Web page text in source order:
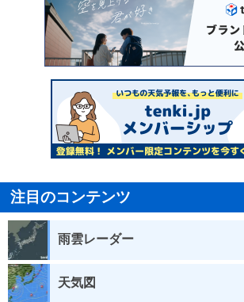
注目のコンテンツ
雨雲レーダー
天気図